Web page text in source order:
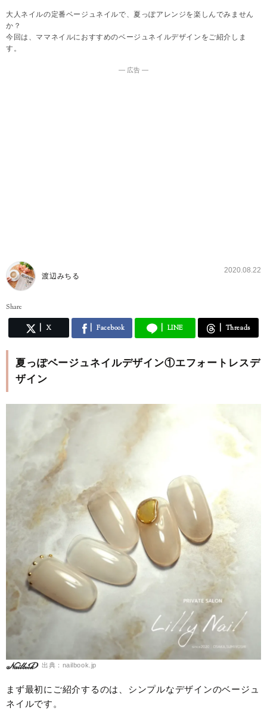
大人ネイルの定番ベージュネイルで、夏っぽアレンジを楽しんでみません
か？
今回は、ママネイルにおすすめのベージュネイルデザインをご紹介しま
す。
― 広告 ―
渡辺みちる
2020.08.22
Share
X Facebook LINE Threads
夏っぽベージュネイルデザイン①エフォートレスデ
ザイン
出典：nailbook.jp
まず最初にご紹介するのは、シンプルなデザインのベージュ
ネイルです。